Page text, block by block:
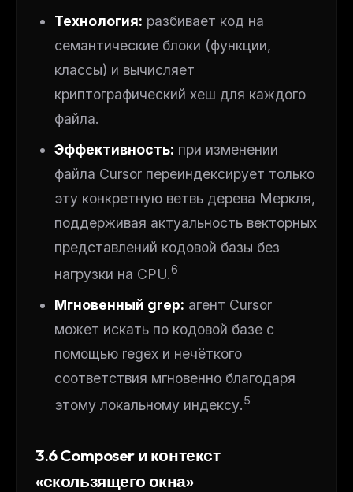
Технология: разбивает код на
семантические блоки (функции,
классы) и вычисляет
криптографический хеш для каждого
файла.
Эффективность: при изменении
файла Cursor переиндексирует только
эту конкретную ветвь дерева Меркля,
поддерживая актуальность векторных
представлений кодовой базы без
нагрузки на CPU.6
Мгновенный grep: агент Cursor
может искать по кодовой базе с
помощью regex и нечёткого
соответствия мгновенно благодаря
этому локальному индексу.5
3.6 Composer и контекст
«скользящего окна»